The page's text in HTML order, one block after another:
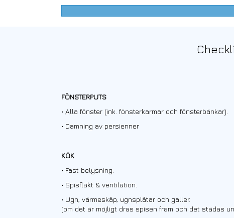
FÖNSTERPUTS
• Alla fönster (ink. fönsterkarmar och fönsterbänkar).
• Damning av persienner
KÖK
• Fast belysning.
• Spisfläkt & ventilation.
• Ugn, värmeskåp, ugnsplåtar och galler.
(om det är möjligt dras spisen fram och det städas